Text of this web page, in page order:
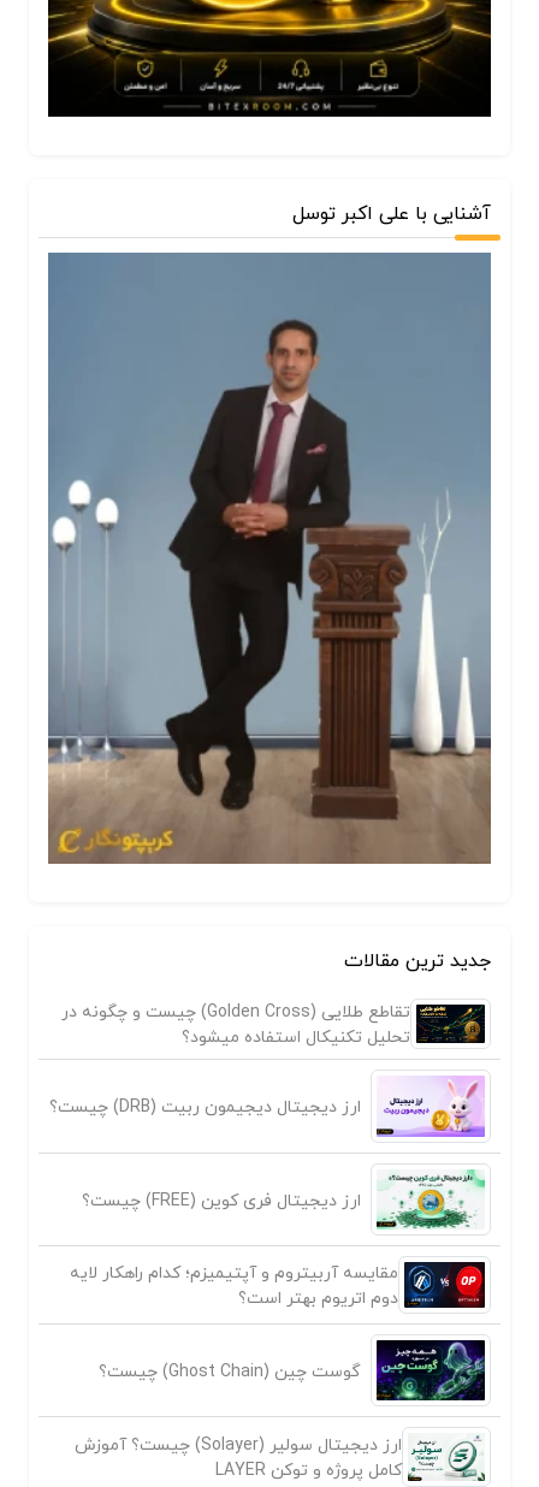
آشنایی با علی اکبر توسل
جدید ترین مقالات
تقاطع طلایی (Golden Cross) چیست و چگونه در
تحلیل تکنیکال استفاده میشود؟
ارز دیجیتال دیجیمون ربیت (DRB) چیست؟
ارز دیجیتال فری کوین (FREE) چیست؟
مقایسه آربیتروم و آپتیمیزم؛ کدام راهکار لایه
دوم اتریوم بهتر است؟
گوست چین (Ghost Chain) چیست؟
ارز دیجیتال سولیر (Solayer) چیست؟ آموزش
کامل پروژه و توکن LAYER